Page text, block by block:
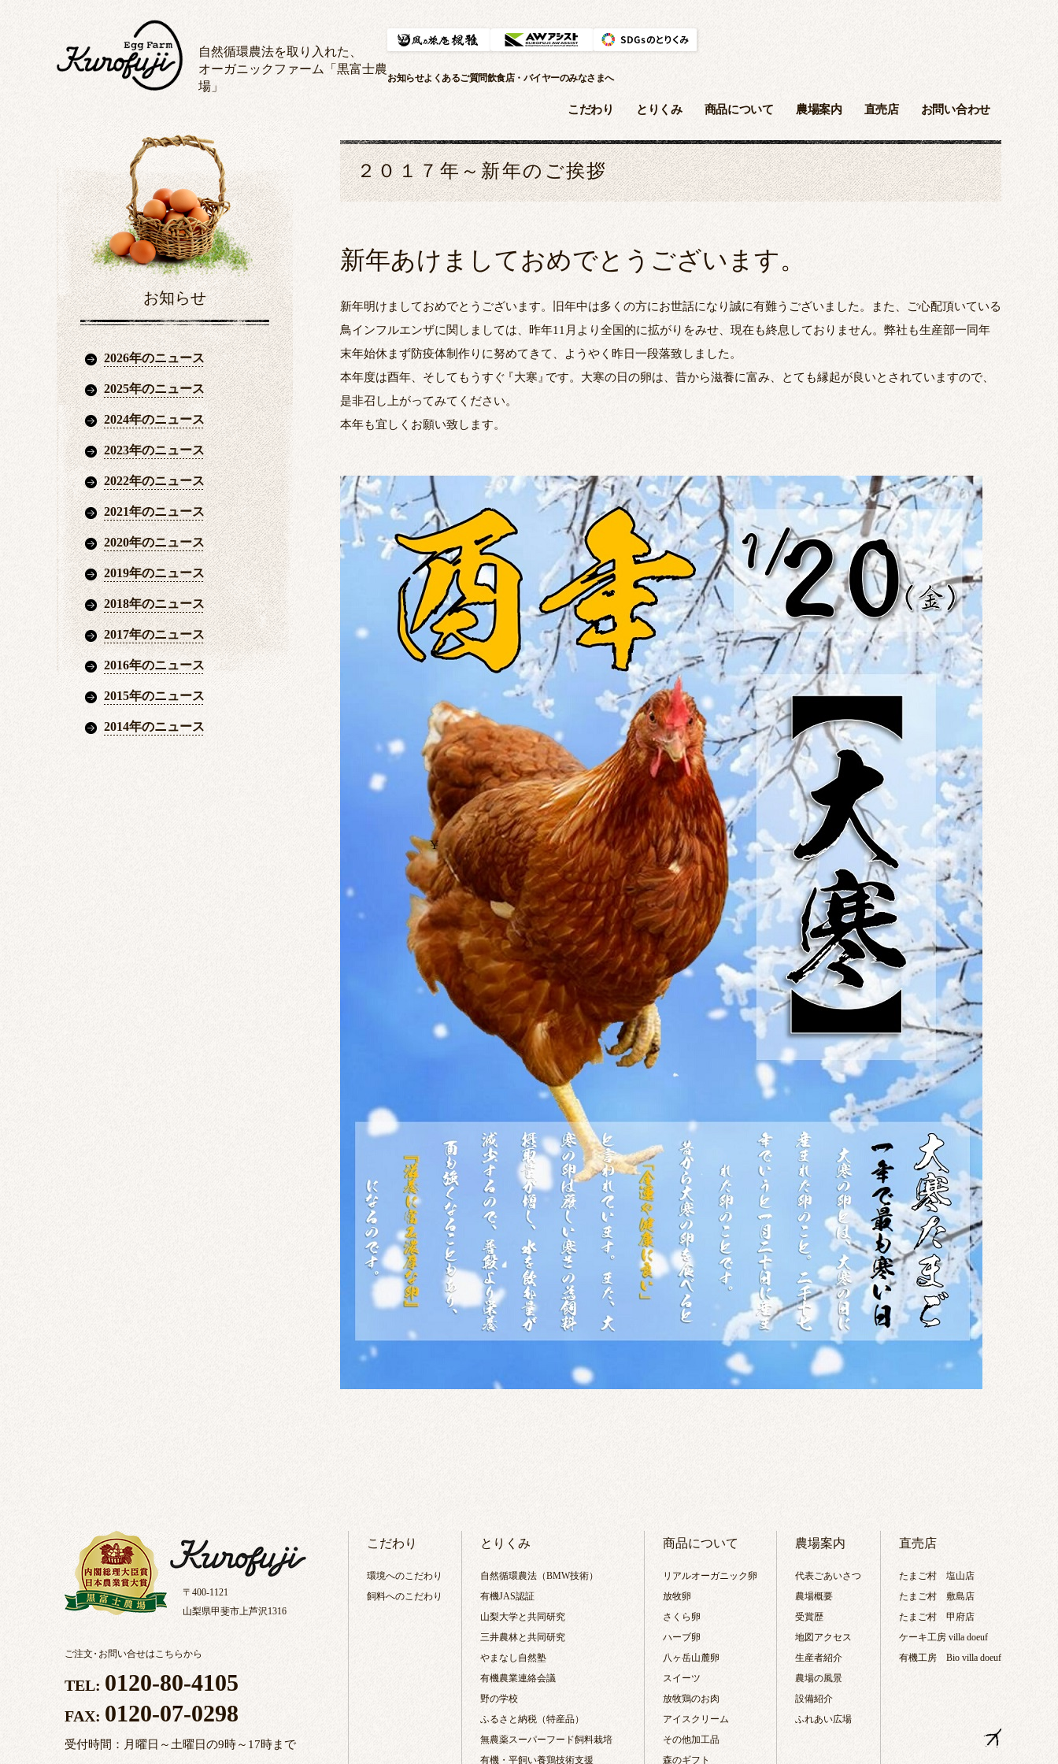
自然循環農法を取り入れた、
オーガニックファーム「黒富士農
場」
お知らせよくあるご質問飲食店・バイヤーのみなさまへ
こだわり とりくみ 商品について 農場案内 直売店 お問い合わせ
お知らせ
2026年のニュース
2025年のニュース
2024年のニュース
2023年のニュース
2022年のニュース
2021年のニュース
2020年のニュース
2019年のニュース
2018年のニュース
2017年のニュース
2016年のニュース
2015年のニュース
2014年のニュース
２０１７年～新年のご挨拶
新年あけましておめでとうございます。
新年明けましておめでとうございます。旧年中は多くの方にお世話になり誠に有難うございました。また、ご心配頂いている
鳥インフルエンザに関しましては、昨年11月より全国的に拡がりをみせ、現在も終息しておりません。弊社も生産部一同年
末年始休まず防疫体制作りに努めてきて、ようやく昨日一段落致しました。
本年度は酉年、そしてもうすぐ『大寒 』です。大寒の日の卵は、昔から滋養に富み、とても縁起が良いとされていますので、
是非召し上がってみてください。
本年も宜しくお願い致します。
〒400-1121
山梨県甲斐市上芦沢1316
ご注文・お問い合せはこちらから
TEL: 0120-80-4105
FAX: 0120-07-0298
受付時間：月曜日～土曜日の9時～17時まで
こだわり
環境へのこだわり
飼料へのこだわり
とりくみ
自然循環農法（BMW技術）
有機JAS認証
山梨大学と共同研究
三井農林と共同研究
やまなし自然塾
有機農業連絡会議
野の学校
ふるさと納税（特産品）
無農薬スーパーフード飼料栽培
有機・平飼い養鶏技術支援
商品について
リアルオーガニック卵
放牧卵
さくら卵
ハーブ卵
八ヶ岳山麓卵
スイーツ
放牧鶏のお肉
アイスクリーム
その他加工品
森のギフト
農場案内
代表ごあいさつ
農場概要
受賞歴
地図アクセス
生産者紹介
農場の風景
設備紹介
ふれあい広場
直売店
たまご村 塩山店
たまご村 敷島店
たまご村 甲府店
ケーキ工房 villa doeuf
有機工房 Bio villa doeuf